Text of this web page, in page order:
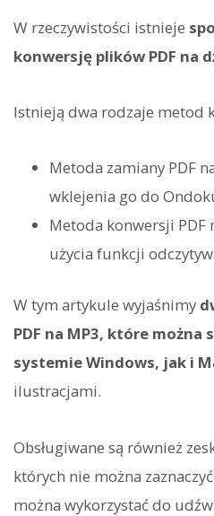
W rzeczywistości istnieje
konwersję plików PDF na
Istnieją dwa rodzaje metod
Metoda zamiany PDF
wklejenia go do
Metoda konwersji PDF
użycia funkcji
W tym artykule wyjaśnimy
PDF na MP3, które
systemie Windows, jak i
ilustracjami.
Obsługiwane są również
których nie można
można wykorzystać do